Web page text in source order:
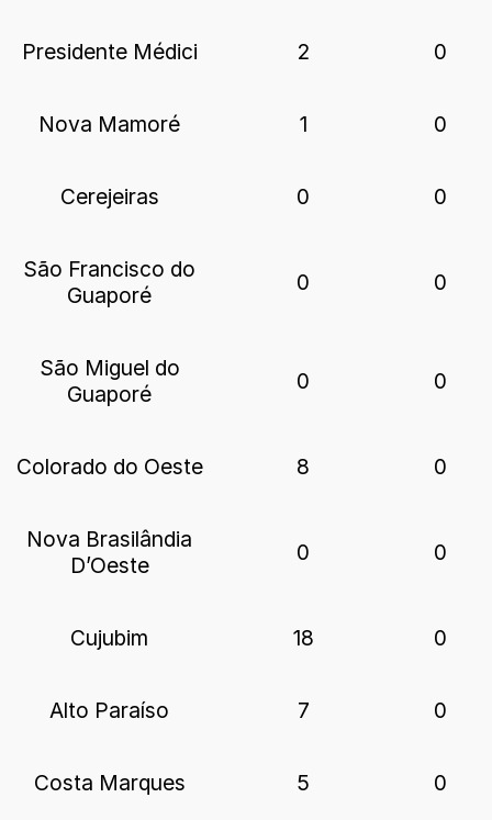
Presidente Médici 2 0
Nova Mamoré 1 0
Cerejeiras 0 0
São Francisco do
Guaporé
0 0
São Miguel do
Guaporé
0 0
Colorado do Oeste 8 0
Nova Brasilândia
D’Oeste
0 0
Cujubim 18 0
Alto Paraíso 7 0
Costa Marques 5 0